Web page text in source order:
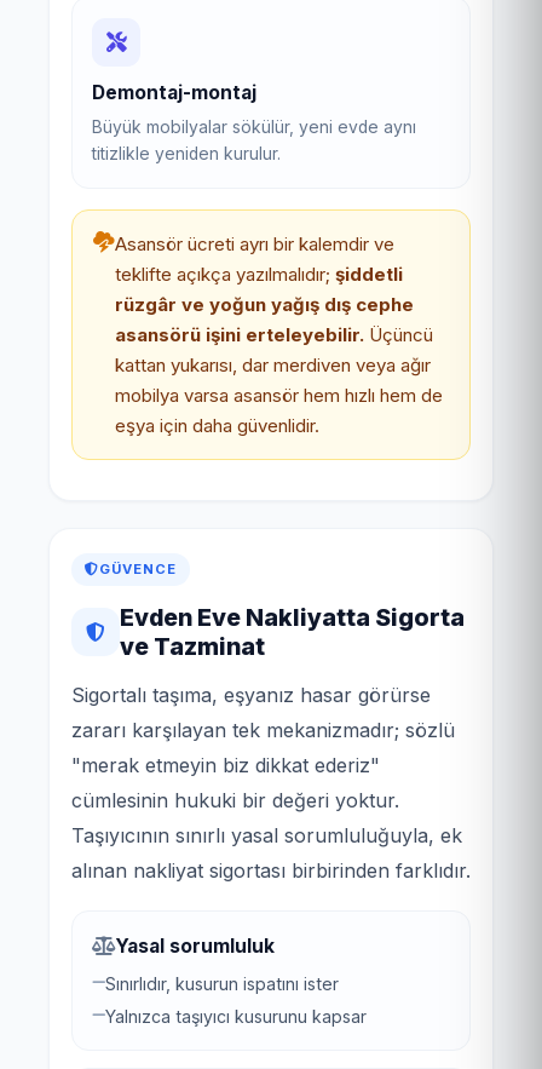
Demontaj-montaj
Büyük mobilyalar sökülür, yeni evde aynı
titizlikle yeniden kurulur.
Asansör ücreti ayrı bir kalemdir ve
teklifte açıkça yazılmalıdır;şiddetli
rüzgâr ve yoğun yağış dış cephe
asansörü işini erteleyebilir. Üçüncü
kattan yukarısı, dar merdiven veya ağır
mobilya varsa asansör hem hızlı hem de
eşya için daha güvenlidir.
GÜVENCE
Evden Eve Nakliyatta Sigorta
ve Tazminat
Sigortalı taşıma, eşyanız hasar görürse
zararı karşılayan tek mekanizmadır; sözlü
"merak etmeyin biz dikkat ederiz"
cümlesinin hukuki bir değeri yoktur.
Taşıyıcının sınırlı yasal sorumluluğuyla, ek
alınan nakliyat sigortası birbirinden farklıdır.
Yasal sorumluluk
Sınırlıdır, kusurun ispatını ister
Yalnızca taşıyıcı kusurunu kapsar